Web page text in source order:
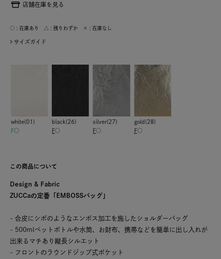
店舗在庫を見る
○ : 在庫あり △ : 残りわずか × : 在庫なし
サイズガイド
white(01)
F○
black(26)
F○
silver(27)
F○
gold(28)
F○
この商品について
Design & Fabric
ZUCCaの定番「EMBOSSバッグ」
- 合皮にシボのようなエンボス加工を施したショルダーバッグ
- 500mlペットボトルや水筒、お財布、携帯などを簡単に出し入れが
出来るマチあり縦長シルエット
- フロントのラウンドジップ式ポケット